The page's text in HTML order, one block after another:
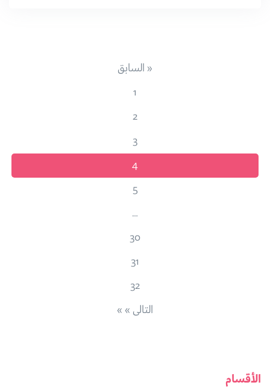
« السابق
1
2
3
4
5
…
30
31
32
التالى » »
الأقسام